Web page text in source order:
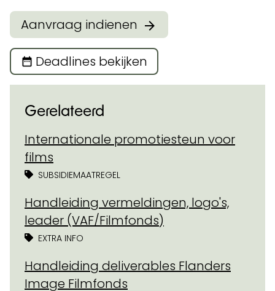
Aanvraag indienen
Deadlines bekijken
Gerelateerd
Internationale promotiesteun voor
films
SUBSIDIEMAATREGEL
Handleiding vermeldingen, logo's,
leader (VAF/Filmfonds)
EXTRA INFO
Handleiding deliverables Flanders
Image Filmfonds